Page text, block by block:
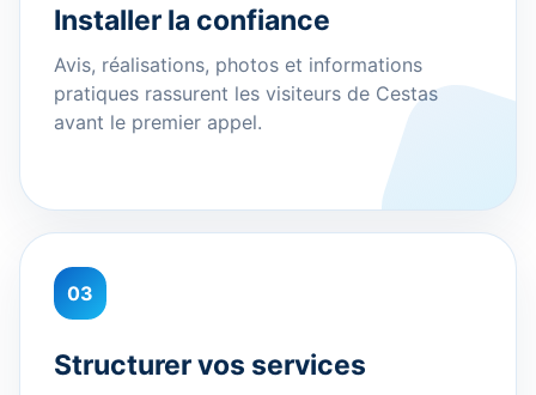
Installer la confiance
Avis, réalisations, photos et informations
pratiques rassurent les visiteurs de Cestas
avant le premier appel.
03
Structurer vos services